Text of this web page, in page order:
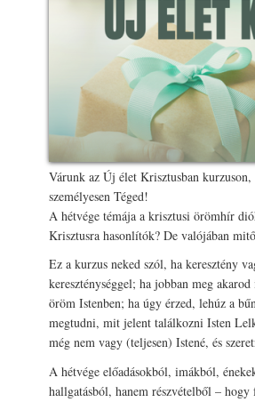
Várunk az Új élet Krisztusban
személyesen Téged!
A hétvége témája a krisztusi örömhír
Krisztusra hasonlítók? De valójában
Ez a kurzus neked szól, ha keresztény
kereszténységgel; ha jobban meg
öröm Istenben; ha úgy érzed, lehúz a
megtudni, mit jelent találkozni Isten
még nem vagy (teljesen) Istené, és
A hétvége előadásokból, imákból,
hallgatásból, hanem részvételből –